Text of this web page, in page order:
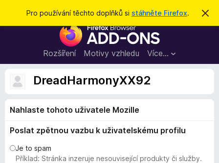
Pro používání těchto doplňků si stáhněte Firefox.
S
r
D
o
p
l
k
d
p
o
Rozšíření Motivy vzhledu Více…
Přihlásit se
DreadHarmonyXX92
Nahlaste tohoto uživatele Mozille
Poslat zpětnou vazbu k uživatelskému profilu
Je to spam
Příklad: Stránka inzeruje nesouvisející produkty či služby.